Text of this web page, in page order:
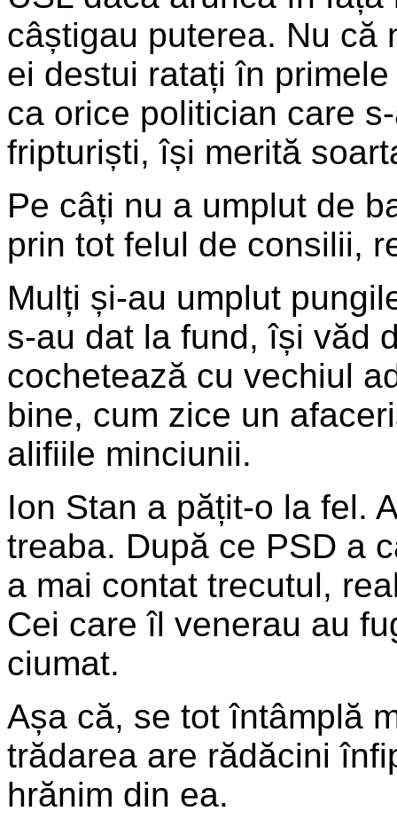
câștigau puterea. Nu că
ei destui ratați în
ca orice politician care
fripturiști, își merită
Pe câți nu a umplut de
prin tot felul de consilii,
Mulți și-au umplut
s-au dat la fund, își văd
cochetează cu vechiul
bine, cum zice un
alifiile minciunii.
Ion Stan a pățit-o la fel.
treaba. După ce PSD a
a mai contat trecutul,
Cei care îl venerau au
ciumat.
Așa că, se tot întâmplă
trădarea are rădăcini
hrănim din ea.